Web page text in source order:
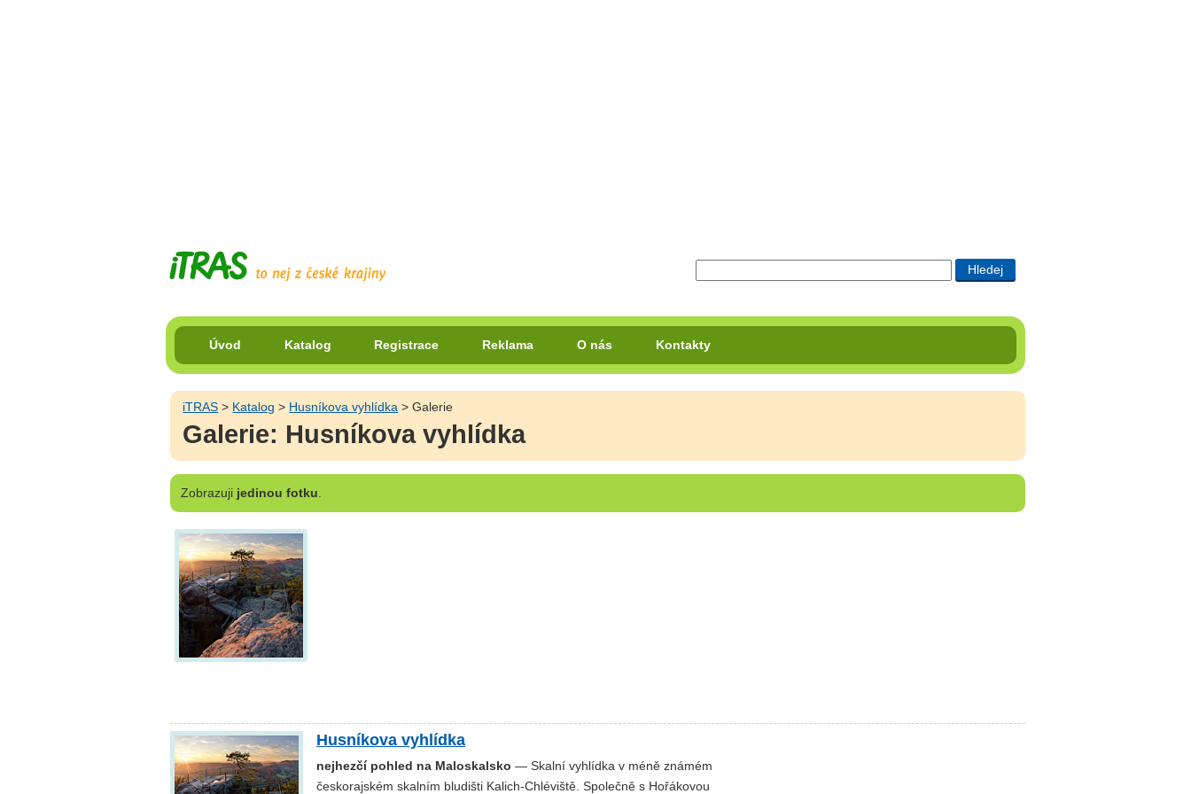
Úvod Katalog Registrace Reklama O nás Kontakty
iTRAS > Katalog > Husníkova vyhlídka > Galerie
Galerie: Husníkova vyhlídka
Zobrazuji jedinou fotku
Husníkova vyhlídka
nejhezčí pohled na Maloskalsko — Skalní vyhlídka v méně známém
českorajském skalním bludišti Kalich-Chléviště. Společně s Hořákovou